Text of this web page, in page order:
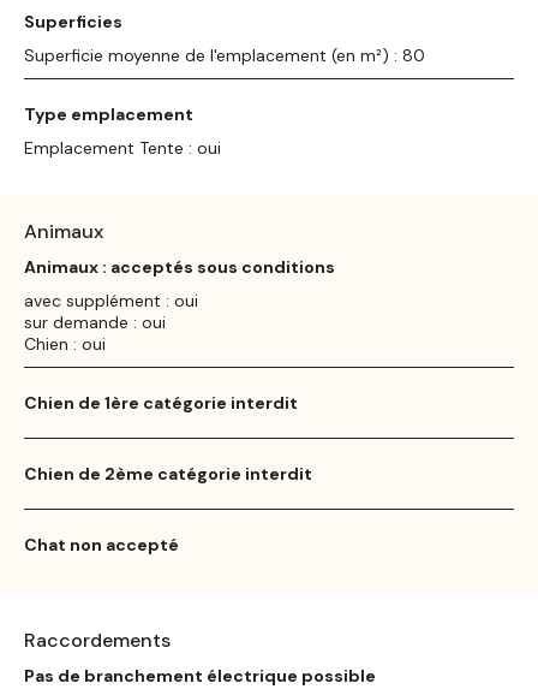
Superficies
Superficie moyenne de l'emplacement (en m²) : 80
Type emplacement
Emplacement Tente : oui
Animaux
Animaux : acceptés sous conditions
avec supplément : oui
sur demande : oui
Chien : oui
Chien de 1ère catégorie interdit
Chien de 2ème catégorie interdit
Chat non accepté
Raccordements
Pas de branchement électrique possible